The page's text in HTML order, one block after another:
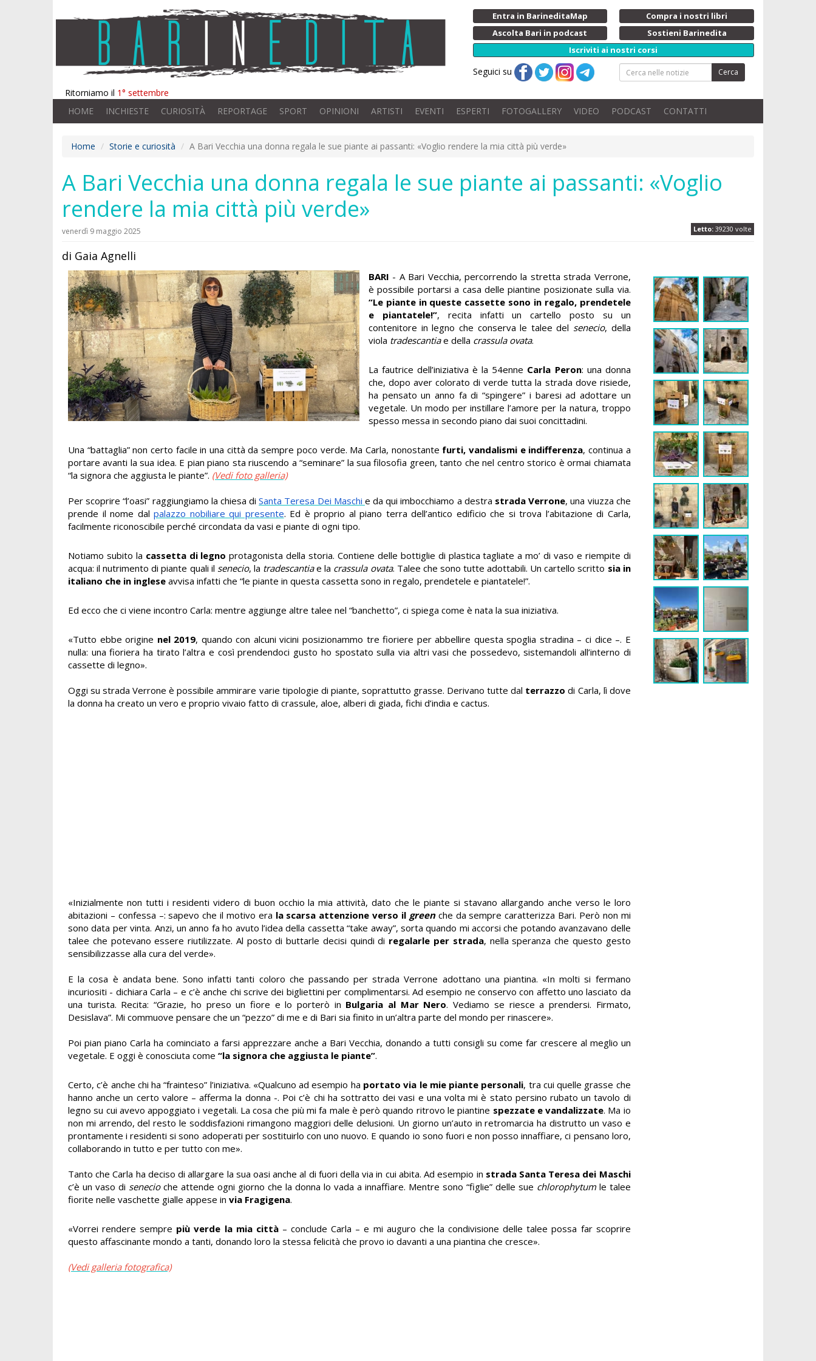
Ritorniamo il 1° settembre
Entra in BarineditaMap
Compra i nostri libri
Ascolta Bari in podcast
Sostieni Barinedita
Iscriviti ai nostri corsi
Seguici su Cerca
HOME INCHIESTE CURIOSITÀ REPORTAGE SPORT OPINIONI ARTISTI EVENTI ESPERTI FOTOGALLERY VIDEO PODCAST CONTATTI
Home Storie e curiosità A Bari Vecchia una donna regala le sue piante ai passanti: «Voglio rendere la mia città più verde»
A Bari Vecchia una donna regala le sue piante ai passanti: «Voglio
rendere la mia città più verde»
Letto: 39230 volte
venerdì 9 maggio 2025
di Gaia Agnelli
BARI - A Bari Vecchia, percorrendo la stretta strada Verrone,
è possibile portarsi a casa delle piantine posizionate sulla via.
“Le piante in queste cassette sono in regalo, prendetele
e piantatele!”, recita infatti un cartello posto su un
contenitore in legno che conserva le talee del senecio, della
viola tradescantiae della crassula ovata.
La fautrice dell’iniziativa è la 54enne Carla Peron: una donna
che, dopo aver colorato di verde tutta la strada dove risiede,
ha pensato un anno fa di “spingere” i baresi ad adottare un
vegetale. Un modo per instillare l’amore per la natura, troppo
spesso messa in secondo piano dai suoi concittadini.
Una “battaglia” non certo facile in una città da sempre poco verde. Ma Carla, nonostante furti, vandalismi e indifferenza, continua a
portare avanti la sua idea. E pian piano sta riuscendo a “seminare” la sua filosofia green, tanto che nel centro storico è ormai chiamata
“la signora che aggiusta le piante”. (Vedi foto galleria)
Per scoprire “l’oasi” raggiungiamo la chiesa diSanta Teresa Dei Maschi e da qui imbocchiamo a destra strada Verrone, una viuzza che
prende il nome dalpalazzo nobiliare qui presente. Ed è proprio al piano terra dell’antico edificio che si trova l’abitazione di Carla,
facilmente riconoscibile perché circondata da vasi e piante di ogni tipo.
Notiamo subito la cassetta di legno protagonista della storia. Contiene delle bottiglie di plastica tagliate a mo’ di vaso e riempite di
acqua: il nutrimento di piante quali il senecio, la tradescantiae la crassula ovata. Talee che sono tutte adottabili. Un cartello scritto sia in
italiano che in inglese avvisa infatti che “le piante in questa cassetta sono in regalo, prendetele e piantatele!”.
Ed ecco che ci viene incontro Carla: mentre aggiunge altre talee nel “banchetto”, ci spiega come è nata la sua iniziativa.
«Tutto ebbe origine nel 2019, quando con alcuni vicini posizionammo tre fioriere per abbellire questa spoglia stradina – ci dice –. E
nulla: una fioriera ha tirato l’altra e così prendendoci gusto ho spostato sulla via altri vasi che possedevo, sistemandoli all’interno di
cassette di legno».
Oggi su strada Verrone è possibile ammirare varie tipologie di piante, soprattutto grasse. Derivano tutte dal terrazzo di Carla, lì dove
la donna ha creato un vero e proprio vivaio fatto di crassule, aloe, alberi di giada, fichi d’india e cactus.
«Inizialmente non tutti i residenti videro di buon occhio la mia attività, dato che le piante si stavano allargando anche verso le loro
abitazioni – confessa –: sapevo che il motivo era la scarsa attenzione verso il green che da sempre caratterizza Bari. Però non mi
sono data per vinta. Anzi, un anno fa ho avuto l’idea della cassetta “take away”, sorta quando mi accorsi che potando avanzavano delle
talee che potevano essere riutilizzate. Al posto di buttarle decisi quindi di regalarle per strada, nella speranza che questo gesto
sensibilizzasse alla cura del verde».
E la cosa è andata bene. Sono infatti tanti coloro che passando per strada Verrone adottano una piantina. «In molti si fermano
incuriositi - dichiara Carla – e c’è anche chi scrive dei bigliettini per complimentarsi. Ad esempio ne conservo con affetto uno lasciato da
una turista. Recita: “Grazie, ho preso un fiore e lo porterò in Bulgaria al Mar Nero. Vediamo se riesce a prendersi. Firmato,
Desislava”. Mi commuove pensare che un “pezzo” di me e di Bari sia finito in un’altra parte del mondo per rinascere».
Poi pian piano Carla ha cominciato a farsi apprezzare anche a Bari Vecchia, donando a tutti consigli su come far crescere al meglio un
vegetale. E oggi è conosciuta come “la signora che aggiusta le piante”.
Certo, c’è anche chi ha “frainteso” l’iniziativa. «Qualcuno ad esempio ha portato via le mie piante personali, tra cui quelle grasse che
hanno anche un certo valore – afferma la donna -. Poi c’è chi ha sottratto dei vasi e una volta mi è stato persino rubato un tavolo di
legno su cui avevo appoggiato i vegetali. La cosa che più mi fa male è però quando ritrovo le piantine spezzate e vandalizzate. Ma io
non mi arrendo, del resto le soddisfazioni rimangono maggiori delle delusioni. Un giorno un’auto in retromarcia ha distrutto un vaso e
prontamente i residenti si sono adoperati per sostituirlo con uno nuovo. E quando io sono fuori e non posso innaffiare, ci pensano loro,
collaborando in tutto e per tutto con me».
Tanto che Carla ha deciso di allargare la sua oasi anche al di fuori della via in cui abita. Ad esempio in strada Santa Teresa dei Maschi
c’è un vaso di senecioche attende ogni giorno che la donna lo vada a innaffiare. Mentre sono “figlie” delle sue chlorophytumle talee
fiorite nelle vaschette gialle appese in via Fragigena.
«Vorrei rendere sempre più verde la mia città– conclude Carla – e mi auguro che la condivisione delle talee possa far scoprire
questo affascinante mondo a tanti, donando loro la stessa felicità che provo io davanti a una piantina che cresce».
(Vedi galleria fotografica)